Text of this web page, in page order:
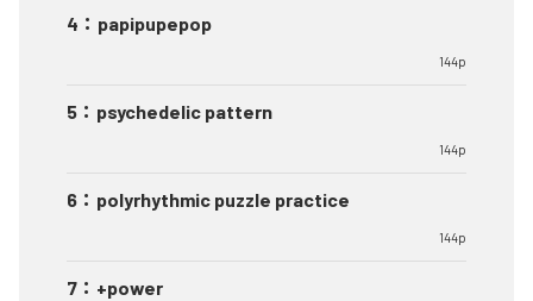
4 ： papipupepop
144p
5 ： psychedelic pattern
144p
6 ： polyrhythmic puzzle practice
144p
7 ： +power